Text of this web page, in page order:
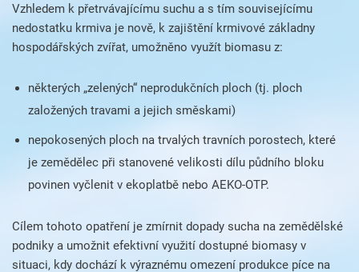
Vzhledem k přetrvávajícímu suchu a s tím souvisejícímu
nedostatku krmiva je nově, k zajištění krmivové základny
hospodářských zvířat, umožněno využít biomasu z:
některých „zelených“ neprodukčních ploch (tj. ploch
založených travami a jejich směskami)
nepokosených ploch na trvalých travních porostech, které
je zemědělec při stanovené velikosti dílu půdního bloku
povinen vyčlenit v ekoplatbě nebo AEKO-OTP.
Cílem tohoto opatření je zmírnit dopady sucha na zemědělské
podniky a umožnit efektivní využití dostupné biomasy v
situaci, kdy dochází k výraznému omezení produkce píce na